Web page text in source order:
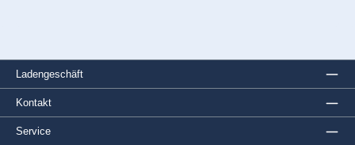
Ladengeschäft
Service
Kontakt